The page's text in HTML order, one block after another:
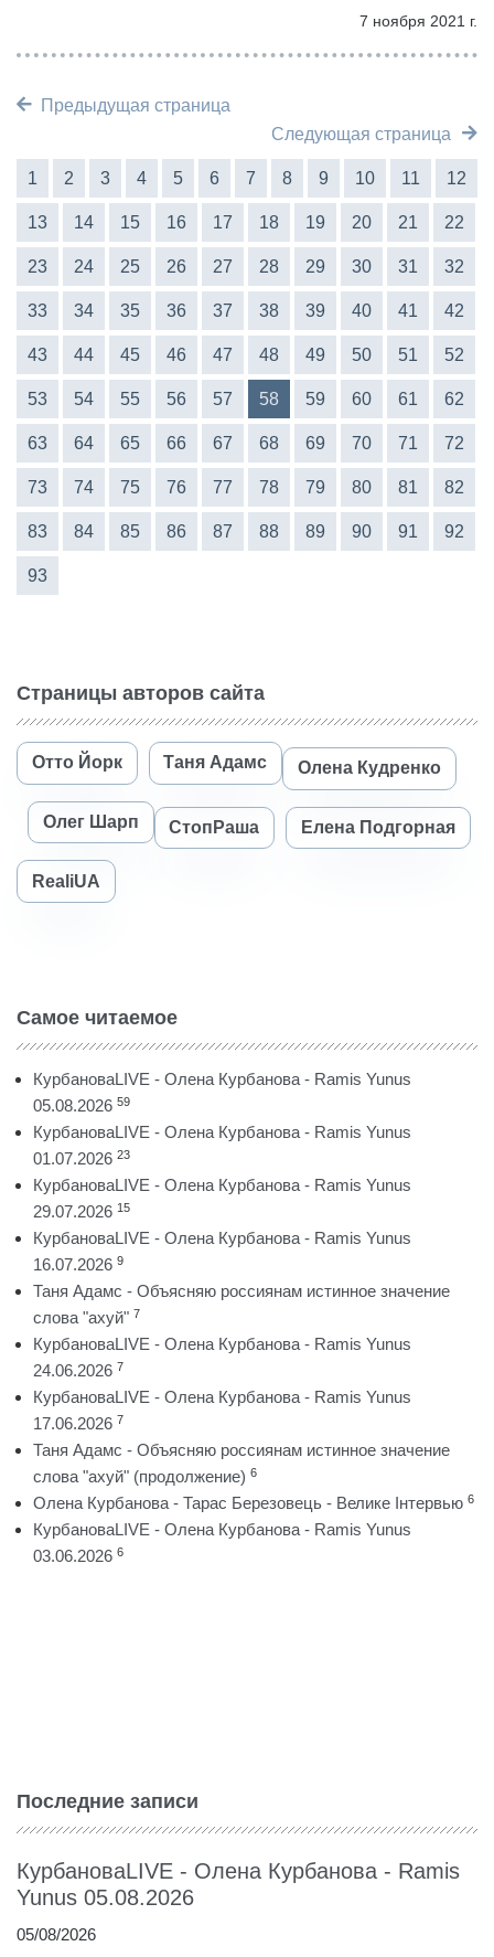
7 ноября 2021 г.
Предыдущая страница
Следующая страница
1 2 3 4 5 6 7 8 9 10 11 12
13 14 15 16 17 18 19 20 21 22
23 24 25 26 27 28 29 30 31 32
33 34 35 36 37 38 39 40 41 42
43 44 45 46 47 48 49 50 51 52
53 54 55 56 57 58 59 60 61 62
63 64 65 66 67 68 69 70 71 72
73 74 75 76 77 78 79 80 81 82
83 84 85 86 87 88 89 90 91 92
93
Страницы авторов сайта
Отто Йорк Таня Адамс Олена Кудренко
Олег Шарп СтопРаша Елена Подгорная
RealiUA
Самое читаемое
КурбановаLIVE - Олена Курбанова - Ramis Yunus
05.08.2026 59
КурбановаLIVE - Олена Курбанова - Ramis Yunus
01.07.2026 23
КурбановаLIVE - Олена Курбанова - Ramis Yunus
29.07.2026 15
КурбановаLIVE - Олена Курбанова - Ramis Yunus
16.07.2026 9
Таня Адамс - Объясняю россиянам истинное значение
слова "ахуй" 7
КурбановаLIVE - Олена Курбанова - Ramis Yunus
24.06.2026 7
КурбановаLIVE - Олена Курбанова - Ramis Yunus
17.06.2026 7
Таня Адамс - Объясняю россиянам истинное значение
слова "ахуй" (продолжение) 6
Олена Курбанова - Тарас Березовець - Велике Інтервью 6
КурбановаLIVE - Олена Курбанова - Ramis Yunus
03.06.2026 6
Последние записи
КурбановаLIVE - Олена Курбанова - Ramis
Yunus 05.08.2026
05/08/2026